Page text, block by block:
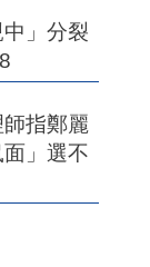
」分裂
指鄭麗
」選不